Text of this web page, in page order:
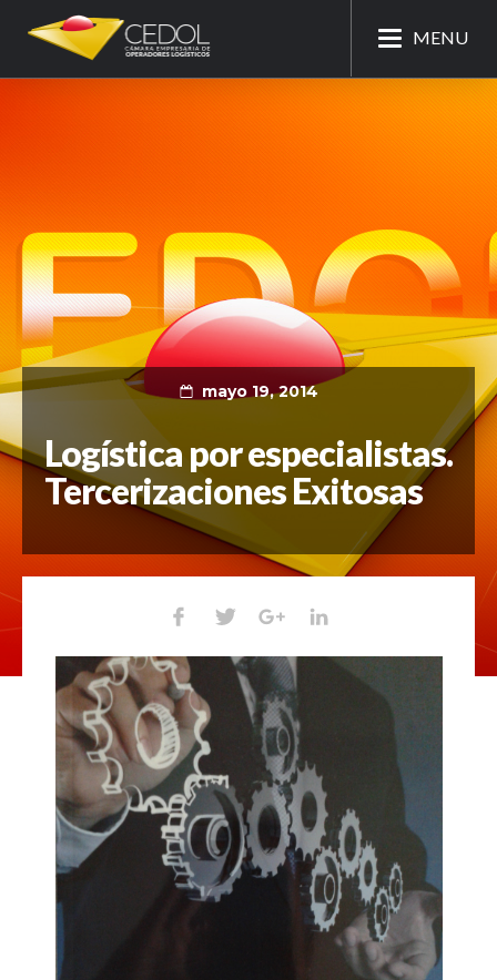
MENU
mayo 19, 2014
Logística por especialistas.
Tercerizaciones Exitosas